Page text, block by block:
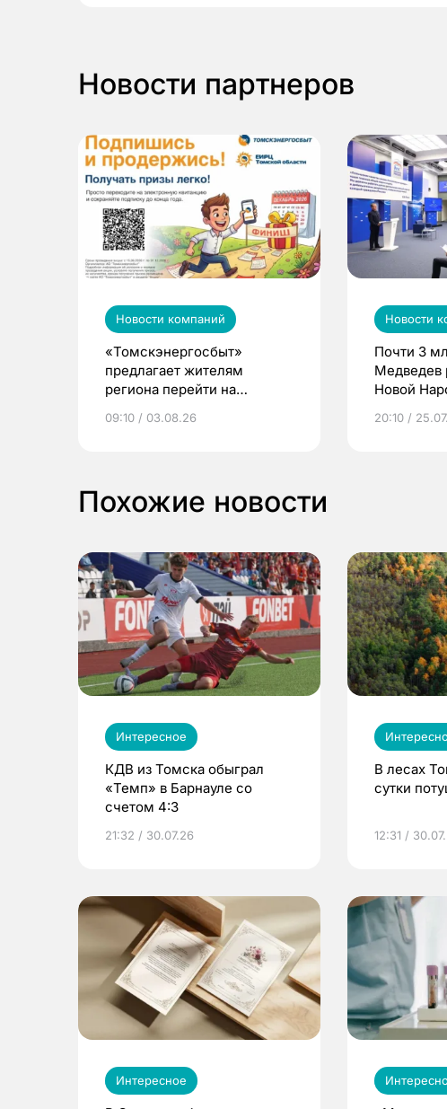
Новости партнеров
Новости компаний
«Томскэнергосбыт»
предлагает жителям
региона перейти на
выиграть призы
09:10 / 03.08.26
Новости
Почти 3
Медведев
Новой
20:10 /
Похожие новости
Интересное
КДВ из Томска обыграл
«Темп» в Барнауле со
счетом 4:3
21:32 / 30.07.26
В лесах
сутки
12:31 /
Интересное